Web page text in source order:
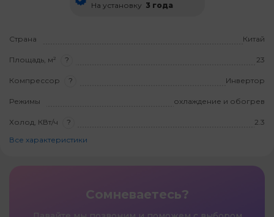
На установку 3 года
Страна Китай
Площадь, м² ? 23
Компрессор ? Инвертор
Режимы охлаждение и обогрев
Холод, КВт/ч ?
2.3
Все характеристики
Сомневаетесь?